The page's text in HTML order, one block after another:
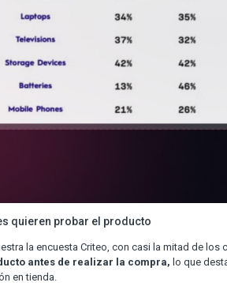
quieren probar el producto
la encuesta Criteo, con casi la mitad de los
antes de realizar la compra, lo que
en tienda.